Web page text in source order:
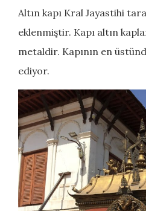
Altın kapı Kral Jayastihi
eklenmiştir. Kapı altın
metaldir. Kapının en
ediyor.